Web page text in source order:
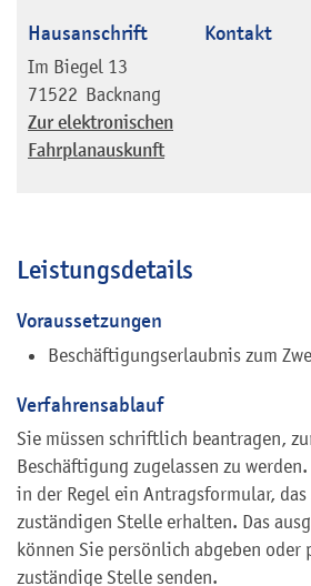
Hausanschrift
Im Biegel 13
71522 Backnang
Zur elektronischen
Fahrplanauskunft
Kontakt
Leistungsdetails
Voraussetzungen
Beschäftigungserlaubnis zum
Verfahrensablauf
Sie müssen schriftlich beantragen,
Beschäftigung zugelassen zu
in der Regel ein Antragsformular,
zuständigen Stelle erhalten. Das
können Sie persönlich abgeben oder
zuständige Stelle senden.